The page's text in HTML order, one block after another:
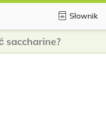
Słownik
saccharine?